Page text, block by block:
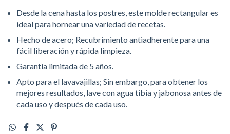
Desde la cena hasta los postres, este molde rectangular es
ideal para hornear una variedad de recetas.
Hecho de acero; Recubrimiento antiadherente para una
fácil liberación y rápida limpieza.
Garantía limitada de 5 años.
Apto para el lavavajillas; Sin embargo, para obtener los
mejores resultados, lave con agua tibia y jabonosa antes de
cada uso y después de cada uso.